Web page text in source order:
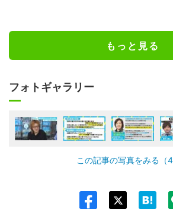
もっと見る
フォトギャラリー
この記事の写真をみる（4